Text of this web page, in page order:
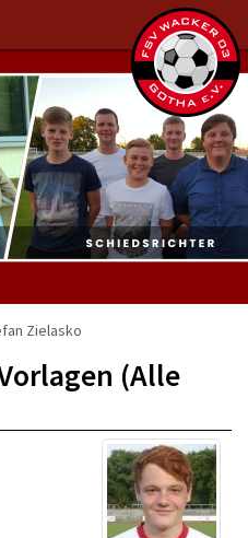
Zielasko
(Alle